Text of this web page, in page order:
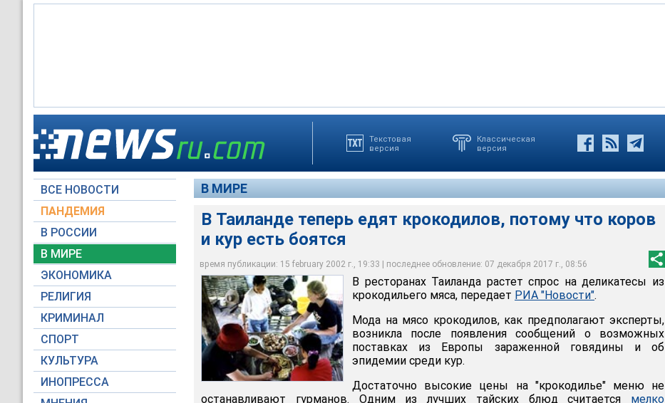
Текстовая
версия
Классическая
версия
ВСЕ НОВОСТИ
ПАНДЕМИЯ
В РОССИИ
В МИРЕ
ЭКОНОМИКА
РЕЛИГИЯ
КРИМИНАЛ
СПОРТ
КУЛЬТУРА
ИНОПРЕССА
В МИРЕ
В Таиланде теперь едят крокодилов, потому что коров
и кур есть боятся
время публикации: 15 february 2002 г., 19:33 | последнее обновление: 07 декабря 2017 г., 08:56
В Таиланде теперь едят крокодилов, потому что коров и кур есть боятся
Архив NTVRU.com
В ресторанах Таиланда растет спрос на деликатесы из
крокодильего мяса, передает РИА "Новости".
Мода на мясо крокодилов, как предполагают эксперты,
возникла после появления сообщений о возможных
поставках из Европы зараженной говядины и об
эпидемии среди кур.
Достаточно высокие цены на "крокодилье" меню не
останавливают гурманов. Одним из лучших тайских блюд считается мелко